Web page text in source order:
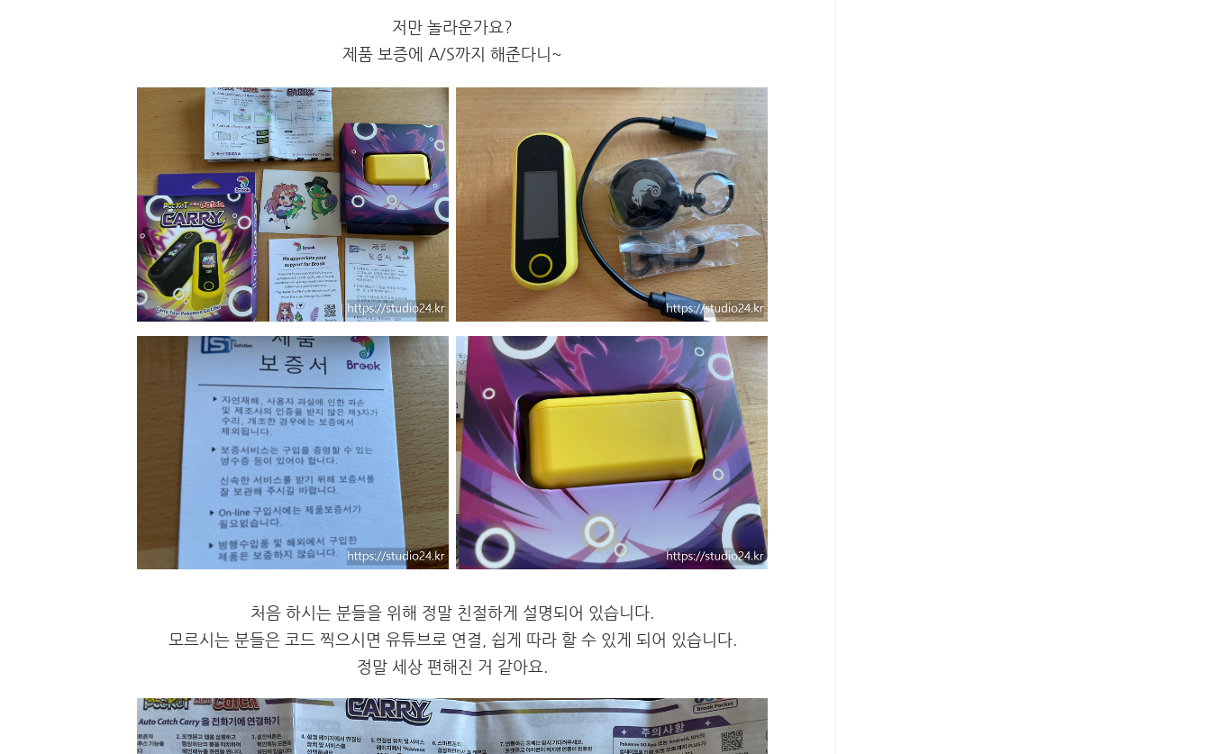
저만 놀라운가요?
제품 보증에 A/S까지 해준다니~
처음 하시는 분들을 위해 정말 친절하게 설명되어 있습니다.
모르시는 분들은 코드 찍으시면 유튜브로 연결, 쉽게 따라 할 수 있게 되어 있습니다.
정말 세상 편해진 거 같아요.